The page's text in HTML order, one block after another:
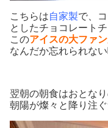
こちらは自家製で、
としたチョコレート
このアイスの大ファ
なんだか忘れられな
翌朝の朝食はおとな
朝陽が燦々と降り注ぐ